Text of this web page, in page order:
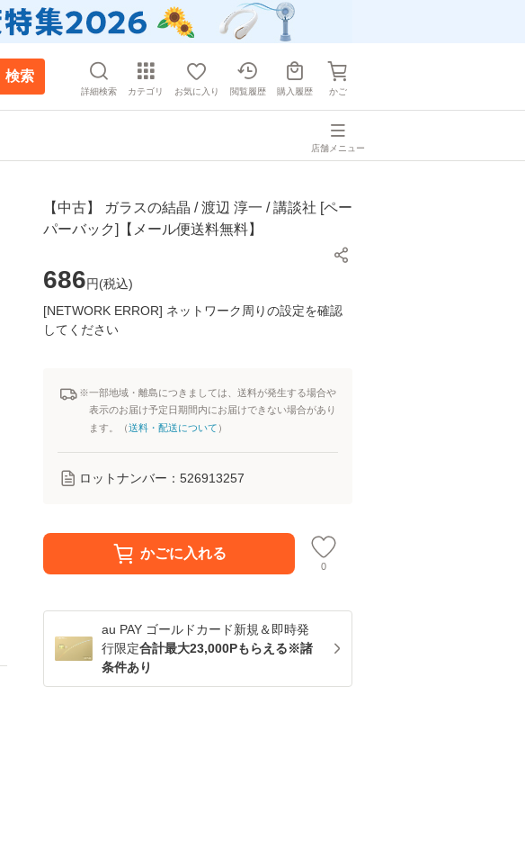
検索
詳細検索 カテゴリ お気に入り 閲覧履歴 購入履歴 かご
店舗メニュー
【中古】 ガラスの結晶 / 渡辺 淳一 / 講談社 [ペー
パーバック]【メール便送料無料】
686円(税込)
[NETWORK ERROR] ネットワーク周りの設定を確認
してください
※一部地域・離島につきましては、送料が発生する場合や
表示のお届け予定日期間内にお届けできない場合があり
ます。（送料・配送について ）
ロットナンバー： 526913257
かごに入れる
0
au PAY ゴールドカード新規＆即時発
行限定合計最大23,000Pもらえる※諸
条件あり